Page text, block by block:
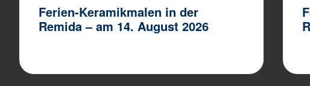
Ferien-Keramikmalen in der
Remida – am 14. August 2026